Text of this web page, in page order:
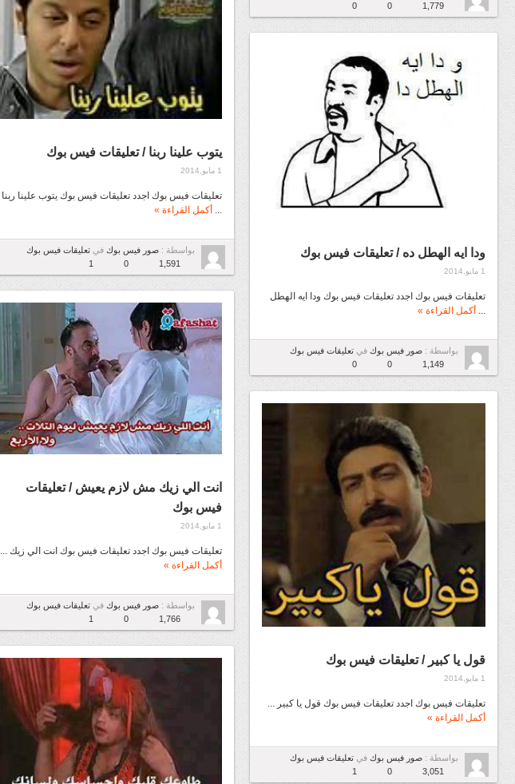
1,779
0
0
يتوب علينا ربنا / تعليقات فيس بوك
1 مايو,2014
تعليقات فيس بوك اجدد تعليقات فيس بوك يتوب علينا ربنا
... أكمل القراءة »
بواسطة : صور فيس بوك في تعليقات فيس بوك
1,591
0
1
ودا ايه الهطل ده / تعليقات فيس بوك
1 مايو,2014
تعليقات فيس بوك اجدد تعليقات فيس بوك ودا ايه الهطل
... أكمل القراءة »
بواسطة : صور فيس بوك في تعليقات فيس بوك
1,149
0
0
انت الي زيك مش لازم يعيش / تعليقات
فيس بوك
1 مايو,2014
تعليقات فيس بوك اجدد تعليقات فيس بوك انت الي زيك ...
أكمل القراءة »
بواسطة : صور فيس بوك في تعليقات فيس بوك
1,766
0
1
قول يا كبير / تعليقات فيس بوك
1 مايو,2014
تعليقات فيس بوك اجدد تعليقات فيس بوك قول يا كبير ...
أكمل القراءة »
بواسطة : صور فيس بوك في تعليقات فيس بوك
3,051
0
1